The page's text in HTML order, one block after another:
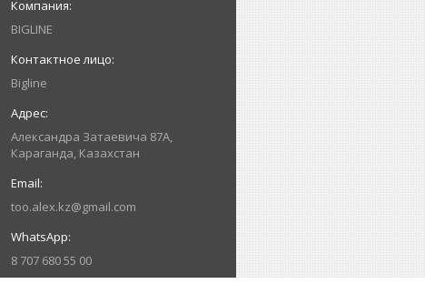
BIGLINE
Bigline
Александра Затаевича 87А,
Караганда, Казахстан
too.alex.kz@gmail.com
8 707 680 55 00